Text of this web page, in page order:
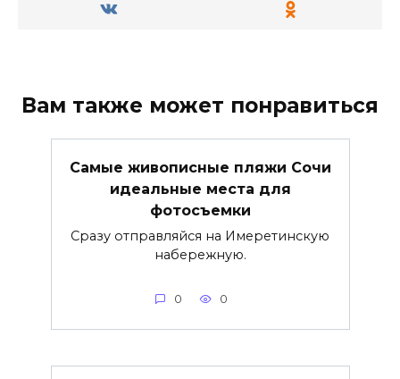
Вам также может понравиться
Самые живописные пляжи Сочи
идеальные места для
фотосъемки
Сразу отправляйся на Имеретинскую
набережную.
0 0